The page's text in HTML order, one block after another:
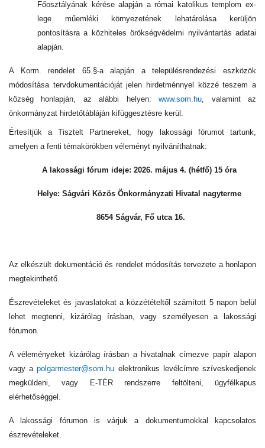
Főosztályának kérése alapján a római katolikus templom ex-
lege műemléki környezetének lehatárolása kerüljön
pontosításra a közhiteles örökségvédelmi nyilvántartás adatai
alapján.
A Korm. rendelet 65.§-a alapján a településrendezési eszközök
módosítása tervdokumentációját jelen hirdetménnyel közzé teszem a
község honlapján, az alábbi helyen:
www.som.hu, valamint az
önkormányzat hirdetőtábláján kifüggesztésre kerül.
Értesítjük a Tisztelt Partnereket, hogy lakossági fórumot tartunk,
amelyen a fenti témakörökben véleményt nyilváníthatnak:
A lakossági fórum ideje: 2026. május 4. (hétfő) 15 óra
Helye: Ságvári Közös Önkormányzati Hivatal nagyterme
8654 Ságvár, Fő utca 16.
Az elkészült dokumentáció és rendelet módosítás tervezete a honlapon
megtekinthető.
Észrevételeket és javaslatokat a közzétételtől számított 5 napon belül
lehet megtenni, kizárólag írásban, vagy személyesen a lakossági
fórumon.
A véleményeket kizárólag írásban a hivatalnak címezve papír alapon
vagy apolgarmester@som.hu elektronikus levélcímre szíveskedjenek
megküldeni, vagy E-TÉR rendszerre feltölteni, ügyfélkapus
elérhetőséggel.
A lakossági fórumon is várjuk a dokumentumokkal kapcsolatos
észrevételeket.